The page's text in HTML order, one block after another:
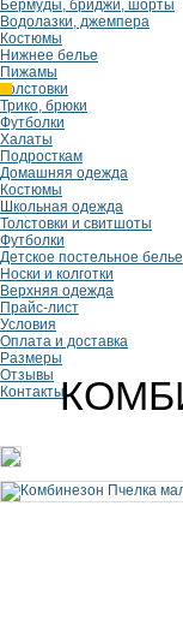
Бермуды, бриджи, шорты
Водолазки, джемпера
Костюмы
Нижнее белье
Пижамы
Толстовки
Трико, брюки
Футболки
Халаты
Подросткам
Домашняя одежда
Костюмы
Школьная одежда
Толстовки и свитшоты
Футболки
Детское постельное белье
Носки и колготки
Верхняя одежда
Прайс-лист
Условия
Оплата и доставка
Размеры
Отзывы
Контакты